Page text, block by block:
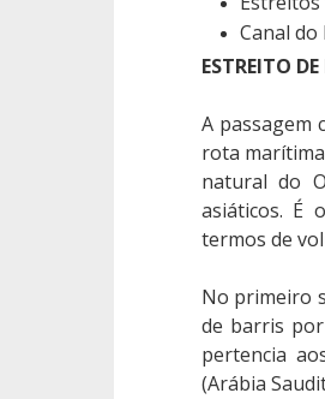
Canal do
ESTREITO
A passagem
rota
natural do
asiáticos. É
termos de
No primeiro
de barris
pertencia
(Arábia